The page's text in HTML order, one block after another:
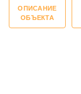
ОПИСАНИЕ
ОБЪЕКТА